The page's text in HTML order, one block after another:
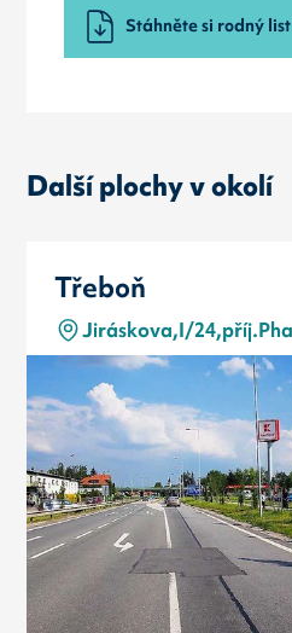
Stáhněte si rodný
Další plochy v okolí
Třeboň
Jiráskova,I/